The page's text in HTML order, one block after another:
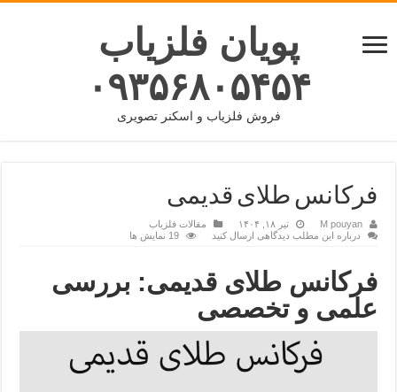
پویان فلزیاب
۰۹۳۵۶۸۰۵۴۵۴
فروش فلزیاب و اسکنر تصویری
فرکانس طلای قدیمی
M pouyan تیر ۱۸, ۱۴۰۴
مقالات فلزیاب
درباره این مطلب دیدگاهی ارسال کنید
19 نمایش ها
فرکانس طلای قدیمی: بررسی
علمی و تخصصی